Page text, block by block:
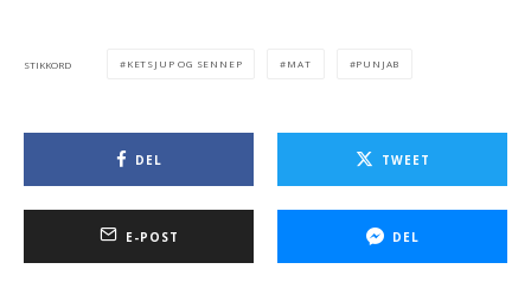
STIKKORD KETSJUP OG SENNEP MAT PUNJAB
DEL TWEET
E-POST DEL